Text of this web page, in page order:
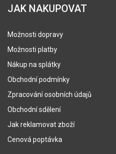
JAK NAKUPOVAT
Možnosti dopravy
Možnosti platby
Nákup na splátky
Obchodní podmínky
Zpracování osobních údajů
Obchodní sdělení
Jak reklamovat zboží
Cenová poptávka